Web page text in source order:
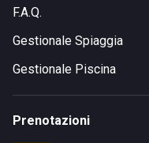
F.A.Q.
Gestionale Spiaggia
Gestionale Piscina
Prenotazioni